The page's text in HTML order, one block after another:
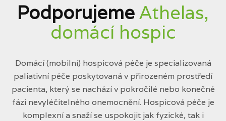
PodporujemeAthelas,
domácí hospic
Domácí (mobilní) hospicová péče je specializovaná
paliativní péče poskytovaná v přirozeném prostředí
pacienta, který se nachází v pokročilé nebo konečné
fázi nevyléčitelného onemocnění. Hospicová péče je
komplexní a snaží se uspokojit jak fyzické, tak i